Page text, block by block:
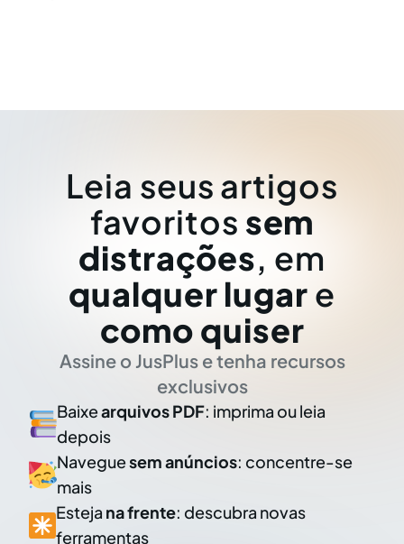
Leia seus artigos
favoritos sem
distrações, em
qualquer lugar e
como quiser
Assine o JusPlus e tenha recursos
exclusivos
Baixearquivos PDF: imprima ou leia
depois
Naveguesem anúncios: concentre-se
mais
Esteja na frente: descubra novas
ferramentas